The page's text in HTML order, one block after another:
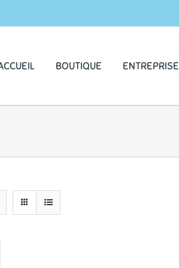
BOUTIQUE ENTREPRISE